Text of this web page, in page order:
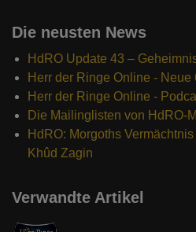
Die neusten News
HdRO Update 43 –
Herr der Ringe Online - Neue
Herr der Ringe Online -
Die Mailinglisten von HdRO-
HdRO: Morgoths
Khûd Zagin
Verwandte Artikel